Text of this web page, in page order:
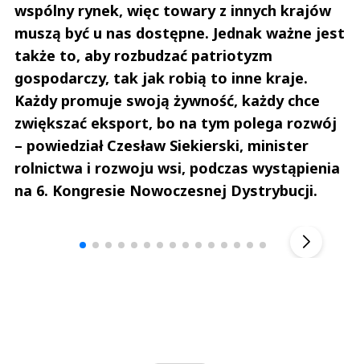
wspólny rynek, więc towary z innych krajów
muszą być u nas dostępne. Jednak ważne jest
także to, aby rozbudzać patriotyzm
gospodarczy, tak jak robią to inne kraje.
Każdy promuje swoją żywność, każdy chce
zwiększać eksport, bo na tym polega rozwój
– powiedział Czesław Siekierski, minister
rolnictwa i rozwoju wsi, podczas wystąpienia
na 6. Kongresie Nowoczesnej Dystrybucji.